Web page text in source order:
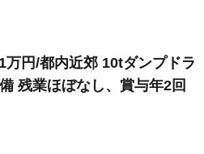
円/都内近郊 10tダンプドラ
残業ほぼなし、賞与年2回